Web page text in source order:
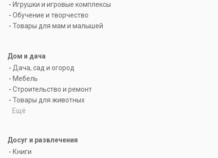
- Игрушки и игровые комплексы
- Обучение и творчество
- Товары для мам и малышей
Дом и дача
- Дача, сад и огород
- Мебель
- Строительство и ремонт
- Товары для животных
Ещё
Досуг и развлечения
- Книги